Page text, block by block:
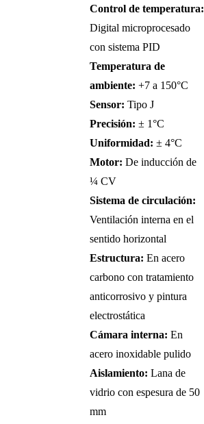
Control de temperatura:
Digital microprocesado
con sistema PID
Temperatura de
ambiente: +7 a 150°C
Sensor: Tipo J
Precisión: ± 1°C
Uniformidad: ± 4°C
Motor: De inducción de
¼ CV
Sistema de circulación:
Ventilación interna en el
sentido horizontal
Estructura: En acero
carbono con tratamiento
anticorrosivo y pintura
electrostática
Cámara interna: En
acero inoxidable pulido
Aislamiento: Lana de
vidrio con espesura de 50
mm